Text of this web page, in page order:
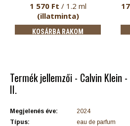
1 570 Ft / 1.2 ml
(illatminta)
KOSÁRBA RAKOM
Termék jellemzői - Calvin Klein
II.
Megjelenés éve:
2024
Típus:
eau de parfum